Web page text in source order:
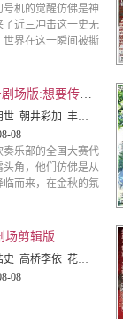
号机的觉醒仿佛是神
了近三冲击这一史无
世界在这一瞬间被撕
吹响悠风号剧场版:想要传达的旋律
萌绘 安济知佳 寿美菜子 早见沙织 茅原实里 石谷春贵
08
奏乐部的全国大赛代
头角，他们仿佛是从
临而来，在金秋的氛
场剪辑版
八代拓 安野希世乃 佐仓绫音 村瀬步 内田真礼 浪川大辅 小泽亚李 本
08